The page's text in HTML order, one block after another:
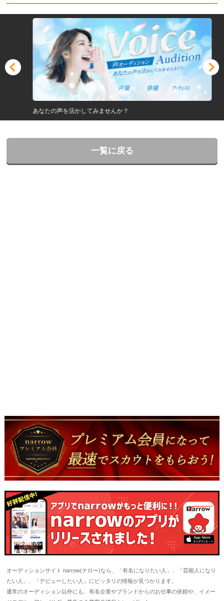
あなたの声を活かしてみませんか？
一覧に戻る
オーディションサイト narrow(ナロー)なら、「有名になりたい人」、「芸能人になり
たい人」、「デビューしたい人」にピッタリの情報が見つかります。
通常のオーディション以外にも、有名企業やブランドからのお仕事の依頼や、イメー